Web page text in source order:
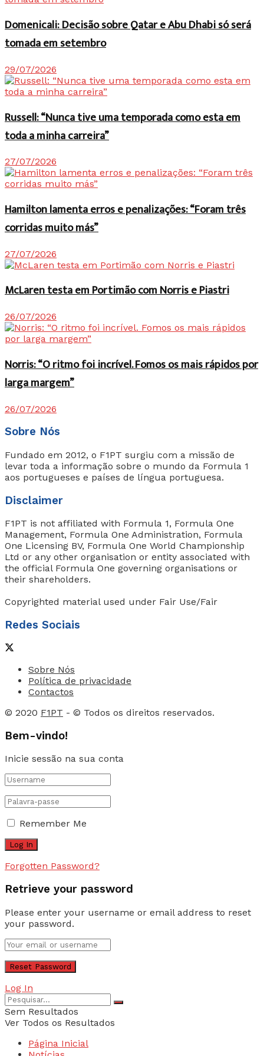
Domenicali: Decisão sobre Qatar e Abu Dhabi só será
tomada em setembro
29/07/2026
Russell: “Nunca tive uma temporada como esta em
toda a minha carreira”
27/07/2026
Hamilton lamenta erros e penalizações: “Foram três
corridas muito más”
27/07/2026
McLaren testa em Portimão com Norris e Piastri
26/07/2026
Norris: “O ritmo foi incrível. Fomos os mais rápidos por
larga margem”
26/07/2026
Sobre Nós
Fundado em 2012, o F1PT surgiu com a missão de
levar toda a informação sobre o mundo da Formula 1
aos portugueses e países de língua portuguesa.
Disclaimer
F1PT is not affiliated with Formula 1, Formula One
Management, Formula One Administration, Formula
One Licensing BV, Formula One World Championship
Ltd or any other organisation or entity associated with
the official Formula One governing organisations or
their shareholders.
Copyrighted material used under Fair Use/Fair
Redes Sociais
Sobre Nós
Política de privacidade
Contactos
© 2020 F1PT - © Todos os direitos reservados.
Bem-vindo!
Inicie sessão na sua conta
Remember Me
Forgotten Password?
Retrieve your password
Please enter your username or email address to reset
your password.
Log In
Sem Resultados
Ver Todos os Resultados
Página Inicial